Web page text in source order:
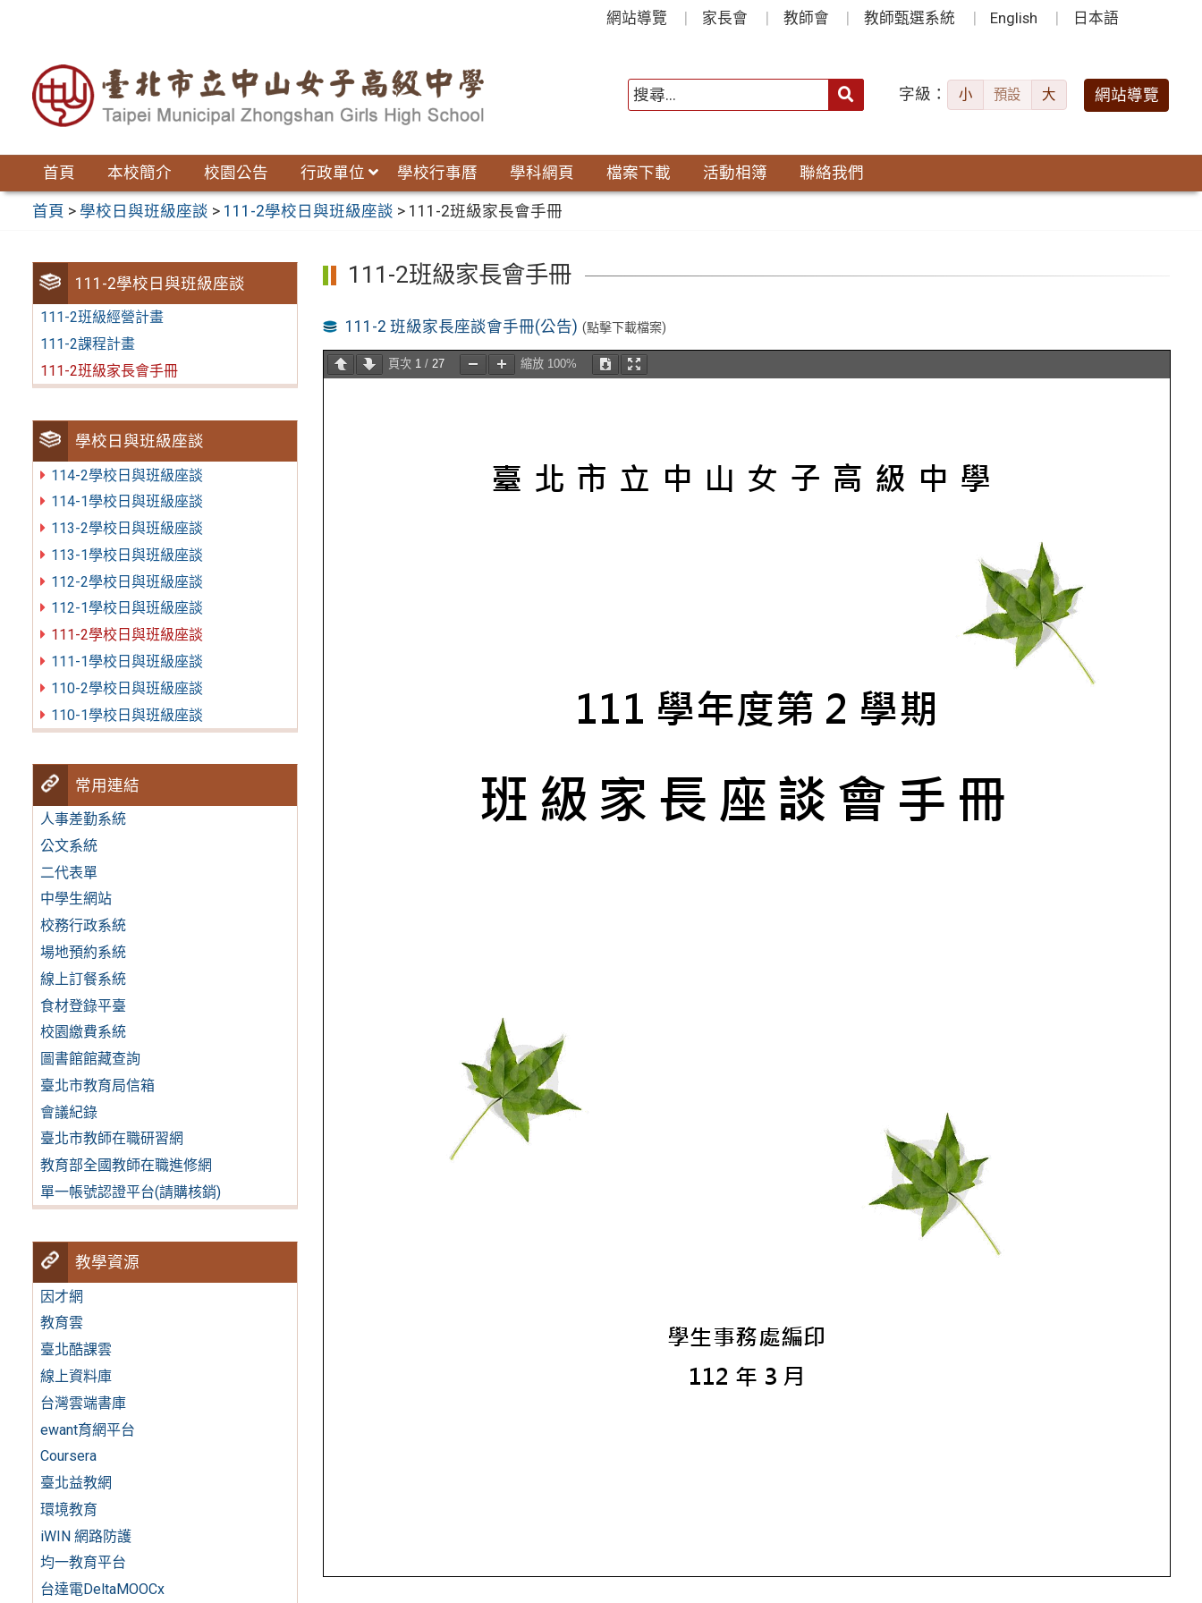
網站導覽 家長會 教師會 教師甄選系統 English 日本語
字級： 小 預設 大 網站導覽
首頁 本校簡介 校園公告 行政單位 學校行事曆 學科網頁 檔案下載 活動相簿 聯絡我們
首頁 > 學校日與班級座談 > 111-2學校日與班級座談 > 111-2班級家長會手冊
111-2學校日與班級座談
111-2班級經營計畫
111-2課程計畫
111-2班級家長會手冊
學校日與班級座談
114-2學校日與班級座談
114-1學校日與班級座談
113-2學校日與班級座談
113-1學校日與班級座談
112-2學校日與班級座談
112-1學校日與班級座談
111-2學校日與班級座談
111-1學校日與班級座談
110-2學校日與班級座談
110-1學校日與班級座談
常用連結
人事差勤系統
公文系統
二代表單
中學生網站
校務行政系統
場地預約系統
線上訂餐系統
食材登錄平臺
校園繳費系統
圖書館館藏查詢
臺北市教育局信箱
會議紀錄
臺北市教師在職研習網
教育部全國教師在職進修網
單一帳號認證平台(請購核銷)
教學資源
因才網
教育雲
臺北酷課雲
線上資料庫
台灣雲端書庫
ewant育網平台
Coursera
臺北益教網
環境教育
iWIN 網路防護
均一教育平台
台達電DeltaMOOCx
111-2班級家長會手冊
111-2 班級家長座談會手冊(公告) (點擊下載檔案)
頁次 1 /27 縮放 100%